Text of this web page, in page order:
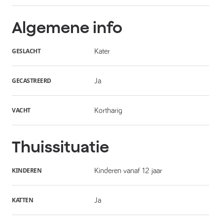
Algemene info
GESLACHT Kater
GECASTREERD Ja
VACHT Kortharig
Thuissituatie
KINDEREN Kinderen vanaf 12 jaar
KATTEN Ja